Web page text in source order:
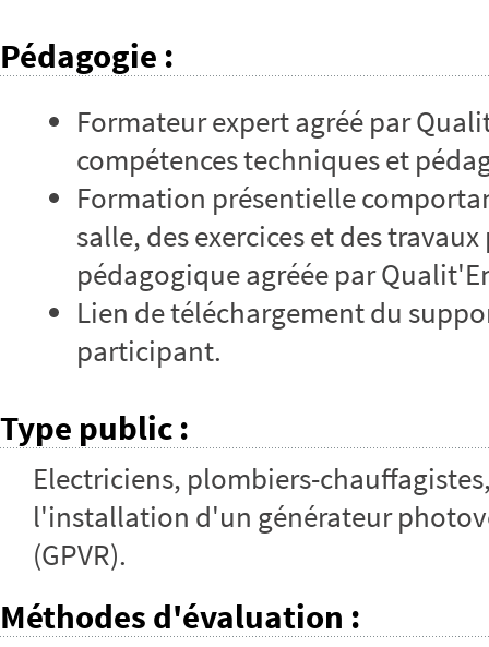
Pédagogie :
Formateur expert agréé par
compétences techniques et
Formation présentielle
salle, des exercices et des
pédagogique agréée par
Lien de téléchargement du
participant.
Type public :
Electriciens, plombiers-
l'installation d'un générateur
(GPVR).
Méthodes d'évaluation :